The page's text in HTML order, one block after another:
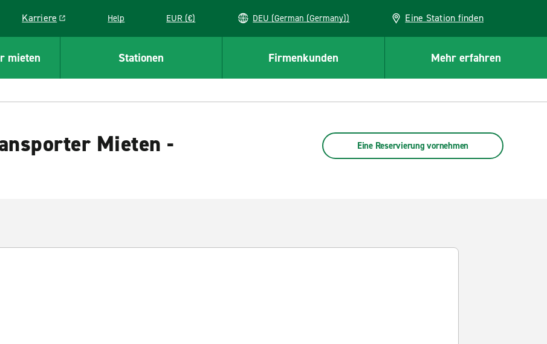
Karriere
Link opens in a new window
Help EUR (€) DEU (German (Germany)) Eine Station finden
mieten Stationen Firmenkunden Mehr erfahren
Mieten -
Eine Reservierung vornehmen